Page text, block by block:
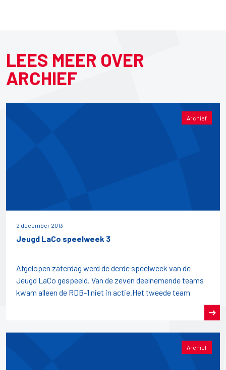
LEES MEER OVER
ARCHIEF
Archief
2 december 2013
Jeugd LaCo speelweek 3
Afgelopen zaterdag werd de derde speelweek van de
Jeugd LaCo gespeeld. Van de zeven deelnemende teams
kwam alleen de RDB-1 niet in actie.Het tweede team
Archief